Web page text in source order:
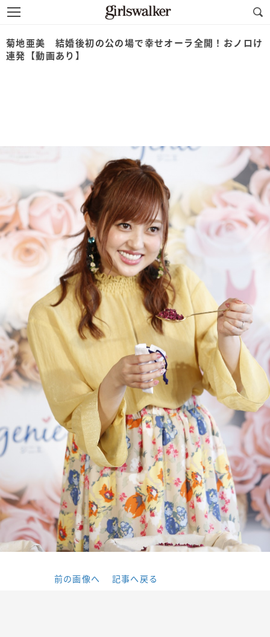
菊地亜美 結婚後初の公の場で幸せオーラ全開！おノロけ
連発【動画あり】
前の画像へ 記事へ戻る